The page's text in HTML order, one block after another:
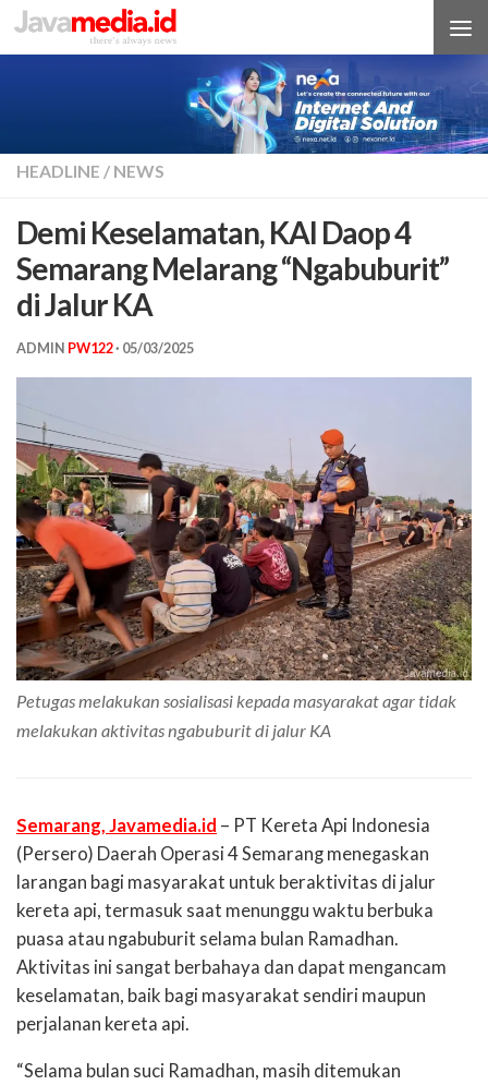
Skip to content
HEADLINE / NEWS
Demi Keselamatan, KAI Daop 4
Semarang Melarang “Ngabuburit”
di Jalur KA
ADMIN PW122· 05/03/2025
Petugas melakukan sosialisasi kepada masyarakat agar tidak
melakukan aktivitas ngabuburit di jalur KA
Semarang, Javamedia.id – PT Kereta Api Indonesia
(Persero) Daerah Operasi 4 Semarang menegaskan
larangan bagi masyarakat untuk beraktivitas di jalur
kereta api, termasuk saat menunggu waktu berbuka
puasa atau ngabuburit selama bulan Ramadhan.
Aktivitas ini sangat berbahaya dan dapat mengancam
keselamatan, baik bagi masyarakat sendiri maupun
perjalanan kereta api.
“Selama bulan suci Ramadhan, masih ditemukan